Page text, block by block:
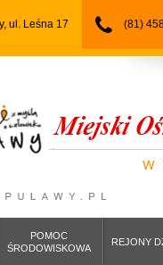
ul. Leśna 17 (81)
POMOC
ŚRODOWISKOWA
REJONY